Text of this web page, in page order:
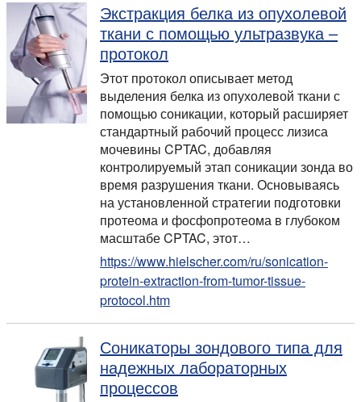
Экстракция белка из опухолевой
ткани с помощью ультразвука –
протокол
Этот протокол описывает метод
выделения белка из опухолевой ткани с
помощью соникации, который расширяет
стандартный рабочий процесс лизиса
мочевины CPTAC, добавляя
контролируемый этап соникации зонда во
время разрушения ткани. Основываясь
на установленной стратегии подготовки
протеома и фосфопротеома в глубоком
масштабе CPTAC, этот…
https://www.hielscher.com/ru/sonication-
protein-extraction-from-tumor-tissue-
protocol.htm
Соникаторы зондового типа для
надежных лабораторных
процессов